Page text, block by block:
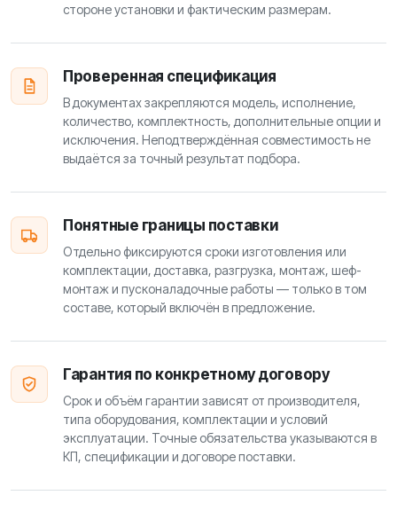
стороне установки и фактическим размерам.
Проверенная спецификация
В документах закрепляются модель, исполнение,
количество, комплектность, дополнительные опции и
исключения. Неподтверждённая совместимость не
выдаётся за точный результат подбора.
Понятные границы поставки
Отдельно фиксируются сроки изготовления или
комплектации, доставка, разгрузка, монтаж, шеф-
монтаж и пусконаладочные работы — только в том
составе, который включён в предложение.
Гарантия по конкретному договору
Срок и объём гарантии зависят от производителя,
типа оборудования, комплектации и условий
эксплуатации. Точные обязательства указываются в
КП, спецификации и договоре поставки.